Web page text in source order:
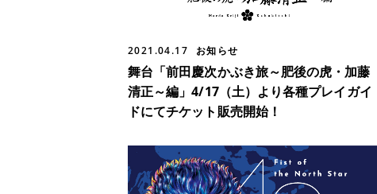
2021.04.17 お知らせ
舞台「前田慶次かぶき旅～肥後の虎・加藤
清正～編」4/17（土）より各種プレイガイ
ドにてチケット販売開始！